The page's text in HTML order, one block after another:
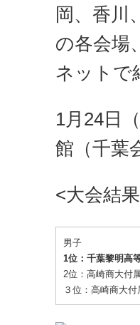
岡、香川
の各会場
ネットで
1月24日
館（千葉
<大会結
男子
1位：千葉黎明高
2位：高崎商大付
３位：高崎商大